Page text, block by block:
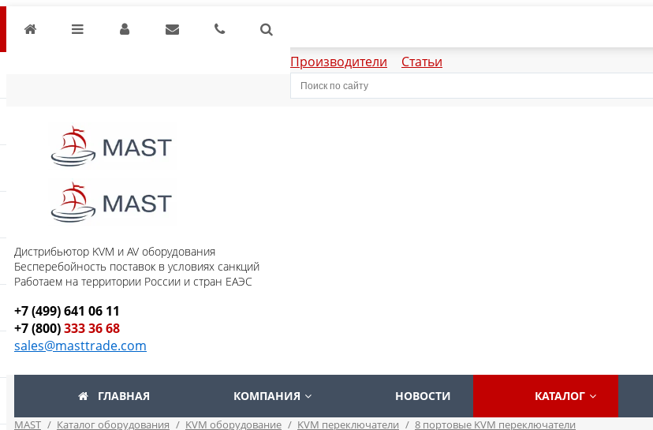
Производители Статьи
Дистрибьютор KVM и AV оборудования
Бесперебойность поставок в условиях санкций
Работаем на территории России и стран ЕАЭС
+7 (499) 641 06 11
+7 (800)333 36 68
sales@masttrade.com
ГЛАВНАЯ КОМПАНИЯ НОВОСТИ КАТАЛОГ
MAST / Каталог оборудования / KVM оборудование / KVM переключатели / 8 портовые KVM переключатели